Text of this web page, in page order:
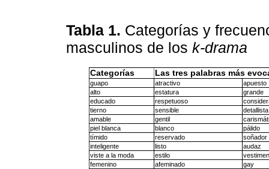
Tabla 1. Categorías y
masculinos de los k-drama
Categorías Las tres palabras más
guapo atractivo
apuesto
alto
estatura
grande
educado
respetuoso
tierno
sensible
detallista
amable
gentil
piel blanca
blanco
pálido
tímido
reservado
soñador
inteligente
listo
audaz
viste a la moda
estilo
femenino
afeminado
gay